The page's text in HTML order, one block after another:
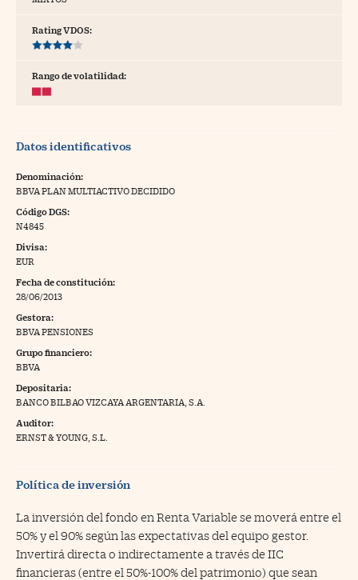
Pyme
a Cinco Días
Rating VDOS:
Rango de volatilidad:
Datos identificativos
Denominación:
BBVA PLAN MULTIACTIVO DECIDIDO
Código DGS:
N4845
Divisa:
EUR
Fecha de constitución:
28/06/2013
Gestora:
BBVA PENSIONES
Grupo financiero:
BBVA
Depositaria:
BANCO BILBAO VIZCAYA ARGENTARIA, S.A.
Auditor:
ERNST & YOUNG, S.L.
Política de inversión
La inversión del fondo en Renta Variable se moverá entre el
50% y el 90% según las expectativas del equipo gestor.
Invertirá directa o indirectamente a través de IIC
financieras (entre el 50%-100% del patrimonio) que sean